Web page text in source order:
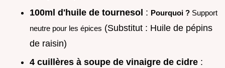
100ml d'huile de tournesol : Pourquoi ? Support
neutre pour les épices (Substitut : Huile de pépins
de raisin)
4 cuillères à soupe de vinaigre de cidre :